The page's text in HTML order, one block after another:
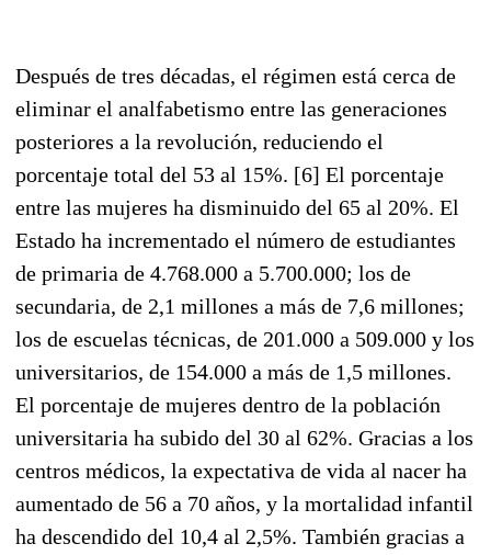
Después de tres décadas, el régimen está cerca de
eliminar el analfabetismo entre las generaciones
posteriores a la revolución, reduciendo el
porcentaje total del 53 al 15%. [6] El porcentaje
entre las mujeres ha disminuido del 65 al 20%. El
Estado ha incrementado el número de estudiantes
de primaria de 4.768.000 a 5.700.000; los de
secundaria, de 2,1 millones a más de 7,6 millones;
los de escuelas técnicas, de 201.000 a 509.000 y los
universitarios, de 154.000 a más de 1,5 millones.
El porcentaje de mujeres dentro de la población
universitaria ha subido del 30 al 62%. Gracias a los
centros médicos, la expectativa de vida al nacer ha
aumentado de 56 a 70 años, y la mortalidad infantil
ha descendido del 10,4 al 2,5%. También gracias a